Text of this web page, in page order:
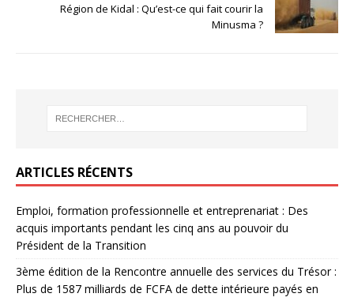
Région de Kidal : Qu’est-ce qui fait courir la
Minusma ?
ARTICLES RÉCENTS
Emploi, formation professionnelle et entreprenariat : Des
acquis importants pendant les cinq ans au pouvoir du
Président de la Transition
3ème édition de la Rencontre annuelle des services du Trésor :
Plus de 1587 milliards de FCFA de dette intérieure payés en